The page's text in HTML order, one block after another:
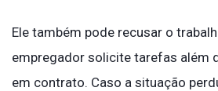
Ele também pode recusar o
empregador solicite tarefas além
em contrato. Caso a situação